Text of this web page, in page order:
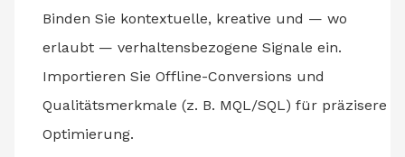
Binden Sie kontextuelle, kreative und — wo
erlaubt — verhaltensbezogene Signale ein.
Importieren Sie Offline-Conversions und
Qualitätsmerkmale (z. B. MQL/SQL) für präzisere
Optimierung.